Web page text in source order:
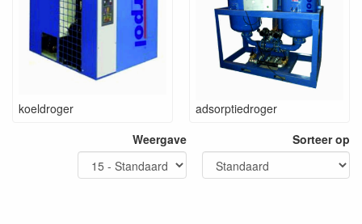
koeldroger
adsorptiedroger
Weergave
Sorteer op